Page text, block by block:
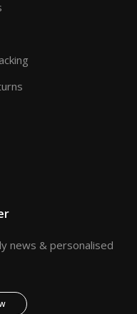
news & personalised